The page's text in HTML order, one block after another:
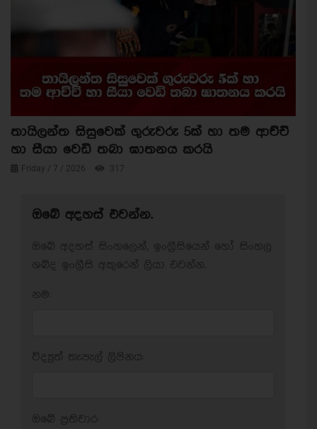
තායිලන්ත සිසුවෙක් ගුරුවරු 5ක් හා තම ආච්චි
හා සීයා වෙඩි තබා ඝාතනය කරයි
Friday / 7 / 2026 317
ඔබේ අදහස් එවන්න.